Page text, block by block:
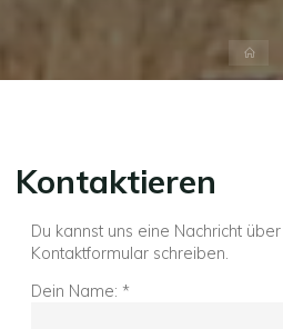
Kontaktieren
Du kannst uns eine Nachricht
Kontaktformular schreiben.
Dein Name: *